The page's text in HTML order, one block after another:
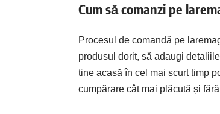
Cum să comanzi pe
Procesul de comandă pe
produsul dorit, să adaugi
tine acasă în cel mai scurt timp
cumpărare cât mai plăcută și